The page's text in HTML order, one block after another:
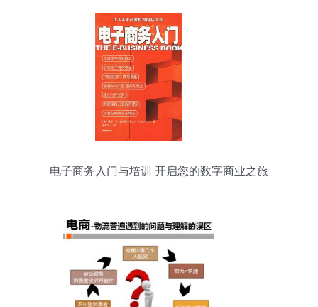
电子商务入门与培训 开启您的数字商业之旅